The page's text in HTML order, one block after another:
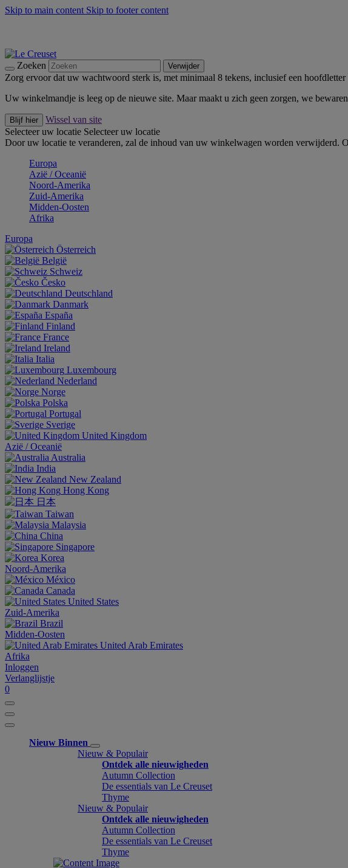
Skip to main content Skip to footer content
Zoeken Verwijder
Zorg ervoor dat uw wachtwoord sterk is, met minimaal 8 tekens, inclusief een hoofdletter
Uw winkelmandje is leeg op de nieuwe site. Maar maakt u zich geen zorgen, we
Blijf hier
Wissel van site
Selecteer uw locatie Selecteer uw locatie
Door uw locatie te veranderen, zal de inhoud van uw winkelwagen worden verwijderd.
Europa
Aziё / Oceaniё
Noord-Amerika
Zuid-Amerika
Midden-Oosten
Afrika
Europa
Österreich
België
Schweiz
Česko
Deutschland
Danmark
España
Finland
France
Ireland
Italia
Luxembourg
Nederland
Norge
Polska
Portugal
Sverige
United Kingdom
Aziё / Oceaniё
Australia
India
New Zealand
Hong Kong
日本
Taiwan
Malaysia
China
Singapore
Korea
Noord-Amerika
México
Canada
United States
Zuid-Amerika
Brazil
Midden-Oosten
United Arab Emirates
Afrika
Inloggen
Verlanglijstje
0
Nieuw Binnen
Nieuw & Populair
Ontdek alle nieuwigheden
Autumn Collection
De essentials van Le Creuset
Thyme
Nieuw & Populair
Ontdek alle nieuwigheden
Autumn Collection
De essentials van Le Creuset
Thyme